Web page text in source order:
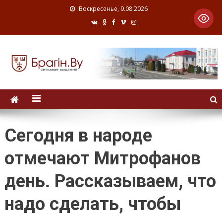
Воскресенье, 9.08.2026
Сегодня в народе
отмечают Митрофанов
день. Рассказываем, что
надо сделать, чтобы